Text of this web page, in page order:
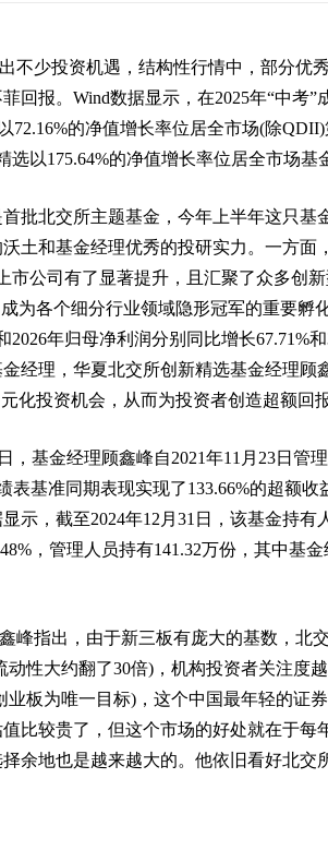
不少投资机遇，结构性行情中，部分优
回报。Wind数据显示，在2025年“中考
72.16%的净值增长率位居全市场(除
以175.64%的净值增长率位居全市场基
批北交所主题基金，今年上半年这只基
土和基金经理优秀的投研实力。一方面
市公司有了显著提升，且汇聚了众多创
为各个细分行业领域隐形冠军的重要孵
2026年归母净利润分别同比增长67.71%
经理，华夏北交所创新精选基金经理顾
化投资机会，从而为投资者创造超额回报
，基金经理顾鑫峰自2021年11月23日管
表基准同期表现实现了133.66%的超额
示，截至2024年12月31日，该基金持有
，管理人员持有141.32万份，其中基
峰指出，由于新三板有庞大的基数，北
性大约翻了30倍)，机构投资者关注度
板为唯一目标)，这个中国最年轻的证
比较贵了，但这个市场的好处就在于每
余地也是越来越大的。他依旧看好北交